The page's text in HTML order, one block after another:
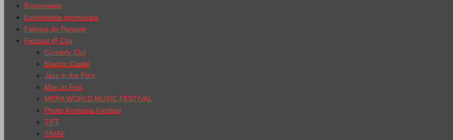
Evenimente
Evenimente promovate
Fabrica de Pensule
Festival @ Cluj
Comedy Cluj
Electric Castle
Jazz in the Park
Man.In.Fest
MERA WORLD MUSIC FESTIVAL
Photo Romania Festival
TIFF
TiMAF